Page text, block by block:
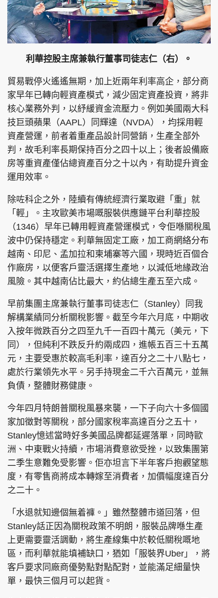
親子王 Oh!爸媽 JobMarket
頭條搵工 EDUPLUS
關於我們
隱私政策聲明
使用條款
Copyright © 東周網 版權所有 . 不得轉載
利華控股主席兼執行董事司徒志仁（右）。
貿易戰停火遙遙無期，加上近兩年利率高企，部分商
家早年已轉向輕資產模式，減少固定資產投資，將非
核心業務外判，以紓緩資金流壓力。例如美國兩大科
技巨頭蘋果（AAPL）同輝達（NVDA），均採用輕
資產營運，前者着重產品設計同營銷，生產全部外
判，故毛利率長期保持百分之四十以上；後者設備廠
房等重資產僅佔總資產百分之十以內，有助提升資金
運用效率。
除咗科企之外，陸續有傳統經濟行業取避「重」就
「輕」。主攻歐美市場嘅服裝供應鏈平台利華控股
（1346）早年已轉用輕資產營運模式，令佢喺關稅風
波中仍保持穩定。利華無固定工廠，加工商網絡分布
越南、印尼、孟加拉和柬埔寨等六國，現時近百個合
作廠房，以便客戶靈活選擇生產地，以減低地緣政治
風險。其中越南佔比最大，約佔總生產五至六成。
早前集團主席兼執行董事司徒志仁（Stanley）同我
解構業績同分析關稅影響。截至今年六月底，中期收
入按年微跌百分之四至九千一百四十萬元（美元，下
同），但純利不跌反升約兩成四，進帳五百三十五萬
元，主要受惠於較高毛利率，達百分之二十八點七，
處於行業領先水平。另手持現金二千六百萬元，並無
負債，整體財務健康。
今年四月特朗普關稅風暴來襲，一下子向六十多個國
家加徵對等關稅，部分國家稅率高達百分之五十，
Stanley憶述當時好多美國品牌都延遲落單，同時歐
洲、中東戰火持續，市場消費意欲受挫，以致集團第
二季生意難免受影響。佢亦坦言下半年客戶抱觀望態
度，有零售商將成本轉嫁至消費者，加價幅度達百分
之二十。
「水退就知邊個無着褲。」雖然整體市道回落，但
Stanley話正因為關稅政策不明朗，服裝品牌喺生產
上更需要靈活調動，將生產線集中於較低關稅嘅地
區，而利華就能填補缺口，猶如「服裝界Uber」，將
客戶要求同廠商優勢點對點配對，並能滿足細量快
單，最快三個月可以起貨。